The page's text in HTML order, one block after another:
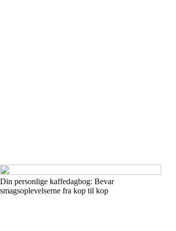
Din personlige kaffedagbog: Bevar
smagsoplevelserne fra kop til kop